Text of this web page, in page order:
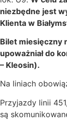
niezbędne jest
Klienta w
Bilet miesięczny
upoważniał do
– Kleosin).
Na liniach
Przyjazdy linii
są